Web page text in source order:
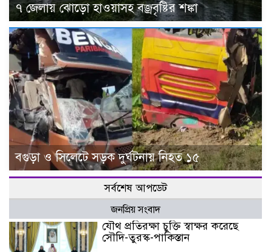
৭ জেলায় ঝোড়ো হাওয়াসহ বজ্রবৃষ্টির শঙ্কা
বগুড়া ও সিলেটে সড়ক দুর্ঘটনায় নিহত ১৫
সর্বশেষ আপডেট
জনপ্রিয় সংবাদ
যৌথ প্রতিরক্ষা চুক্তি স্বাক্ষর করেছে
সৌদি-তুরস্ক-পাকিস্তান